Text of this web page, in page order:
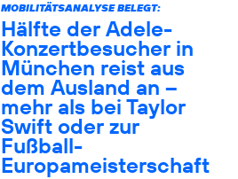
MOBILITÄTSANALYSE BELEGT:
Hälfte der Adele-
Konzertbesucher in
München reist aus
dem Ausland an –
mehr als bei Taylor
Swift oder zur
Fußball-
Europameisterschaft